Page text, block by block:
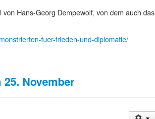
Hans-Georg Dempewolf, von dem auch das
fuer-frieden-und-diplomatie/
November